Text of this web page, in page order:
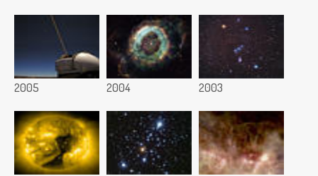
2005 2004 2003